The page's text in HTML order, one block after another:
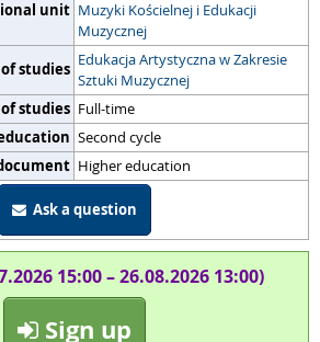
unit Muzyki Kościelnej i Edukacji
Muzycznej
studies Edukacja Artystyczna w Zakresie
Sztuki Muzycznej
studies Full-time
Second cycle
Higher education
Ask a question
15:00 – 26.08.2026 13:00)
Sign up